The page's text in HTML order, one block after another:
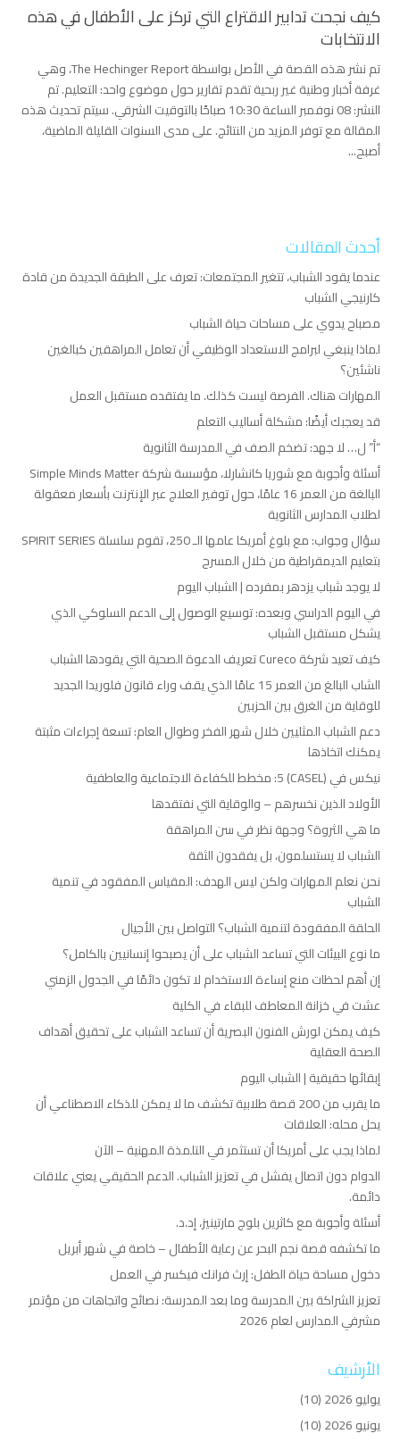
كيف نجحت تدابير الاقتراع التي تركز على الأطفال في هذه
الانتخابات
تم نشر هذه القصة في الأصل بواسطة The Hechinger Report، وهي
غرفة أخبار وطنية غير ربحية تقدم تقارير حول موضوع واحد: التعليم. تم
النشر: 08 نوفمبر الساعة 10:30 صباحًا بالتوقيت الشرقي. سيتم تحديث هذه
المقالة مع توفر المزيد من النتائج. على مدى السنوات القليلة الماضية،
أصبح...
أحدث المقالات
عندما يقود الشباب، تتغير المجتمعات: تعرف على الطبقة الجديدة من قادة
كارنيجي الشباب
مصباح يدوي على مساحات حياة الشباب
لماذا ينبغي لبرامج الاستعداد الوظيفي أن تعامل المراهقين كبالغين
ناشئين؟
المهارات هناك. الفرصة ليست كذلك. ما يفتقده مستقبل العمل
قد يعجبك أيضًا: مشكلة أساليب التعلم
“أ” ل… لا جهد: تضخم الصف في المدرسة الثانوية
أسئلة وأجوبة مع شوريا كانشارلا، مؤسسة شركة Simple Minds Matter
البالغة من العمر 16 عامًا، حول توفير العلاج عبر الإنترنت بأسعار معقولة
لطلاب المدارس الثانوية
سؤال وجواب: مع بلوغ أمريكا عامها الـ 250، تقوم سلسلة SPIRIT SERIES
بتعليم الديمقراطية من خلال المسرح
لا يوجد شباب يزدهر بمفرده | الشباب اليوم
في اليوم الدراسي وبعده: توسيع الوصول إلى الدعم السلوكي الذي
يشكل مستقبل الشباب
كيف تعيد شركة Cureco تعريف الدعوة الصحية التي يقودها الشباب
الشاب البالغ من العمر 15 عامًا الذي يقف وراء قانون فلوريدا الجديد
للوقاية من الغرق بين الحزبين
دعم الشباب المثليين خلال شهر الفخر وطوال العام: تسعة إجراءات مثبتة
يمكنك اتخاذها
نيكس في (CASEL) 5: مخطط للكفاءة الاجتماعية والعاطفية
الأولاد الذين نخسرهم – والوقاية التي نفتقدها
ما هي الثروة؟ وجهة نظر في سن المراهقة
الشباب لا يستسلمون، بل يفقدون الثقة
نحن نعلم المهارات ولكن ليس الهدف: المقياس المفقود في تنمية
الشباب
الحلقة المفقودة لتنمية الشباب؟ التواصل بين الأجيال
ما نوع البيئات التي تساعد الشباب على أن يصبحوا إنسانيين بالكامل؟
إن أهم لحظات منع إساءة الاستخدام لا تكون دائمًا في الجدول الزمني
عشت في خزانة المعاطف للبقاء في الكلية
كيف يمكن لورش الفنون البصرية أن تساعد الشباب على تحقيق أهداف
الصحة العقلية
إبقائها حقيقية | الشباب اليوم
ما يقرب من 200 قصة طلابية تكشف ما لا يمكن للذكاء الاصطناعي أن
يحل محله: العلاقات
لماذا يجب على أمريكا أن تستثمر في التلمذة المهنية – الآن
الدوام دون اتصال يفشل في تعزيز الشباب. الدعم الحقيقي يعني علاقات
دائمة.
أسئلة وأجوبة مع كاثرين بلوج مارتينيز، إد.د.
ما تكشفه قصة نجم البحر عن رعاية الأطفال – خاصة في شهر أبريل
دخول مساحة حياة الطفل: إرث فرانك فيكسر في العمل
تعزيز الشراكة بين المدرسة وما بعد المدرسة: نصائح واتجاهات من مؤتمر
مشرفي المدارس لعام 2026
الأرشيف
يوليو 2026
(10)
يونيو 2026
(10)